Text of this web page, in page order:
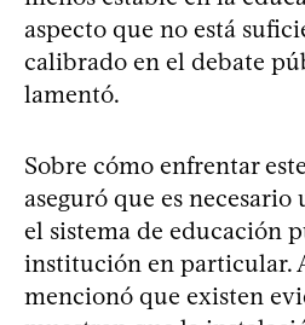
aspecto que no está
calibrado en el debate
lamentó.
Sobre cómo enfrentar
aseguró que es
el sistema de educación
institución en particular.
mencionó que existen